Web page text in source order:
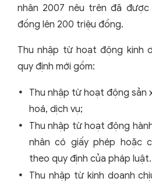
nhân 2007 nêu trên đã
đồng lên 200 triệu đồng.
Thu nhập từ hoạt động kinh
quy định mới gồm:
Thu nhập từ hoạt động sản
hoá, dịch vụ;
Thu nhập từ hoạt động
nhân có giấy phép hoặc
theo quy định của pháp luật.
Thu nhập từ kinh doanh